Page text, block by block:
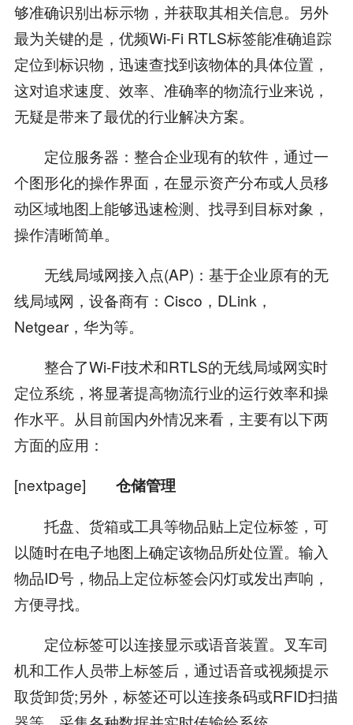
够准确识别出标示物，并获取其相关信息。另外
最为关键的是，优频Wi-Fi RTLS标签能准确追踪
定位到标识物，迅速查找到该物体的具体位置，
这对追求速度、效率、准确率的物流行业来说，
无疑是带来了最优的行业解决方案。
定位服务器：整合企业现有的软件，通过一
个图形化的操作界面，在显示资产分布或人员移
动区域地图上能够迅速检测、找寻到目标对象，
操作清晰简单。
无线局域网接入点(AP)：基于企业原有的无
线局域网，设备商有：Cisco，DLink，
Netgear，华为等。
整合了Wi-Fi技术和RTLS的无线局域网实时
定位系统，将显著提高物流行业的运行效率和操
作水平。从目前国内外情况来看，主要有以下两
方面的应用：
[nextpage]
仓储管理
托盘、货箱或工具等物品贴上定位标签，可
以随时在电子地图上确定该物品所处位置。输入
物品ID号，物品上定位标签会闪灯或发出声响，
方便寻找。
定位标签可以连接显示或语音装置。叉车司
机和工作人员带上标签后，通过语音或视频提示
取货卸货;另外，标签还可以连接条码或RFID扫描